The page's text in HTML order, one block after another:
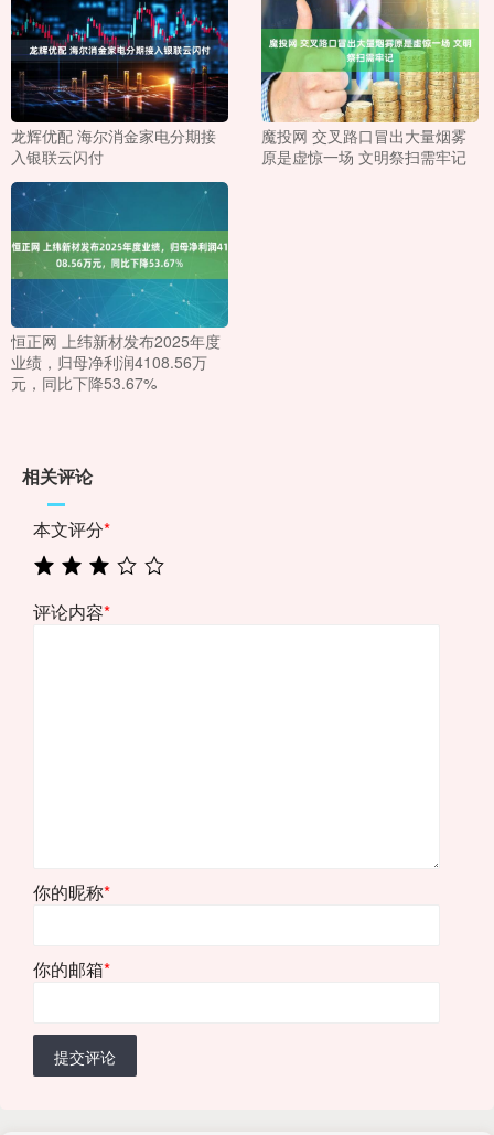
龙辉优配 海尔消金家电分期接
入银联云闪付
魔投网 交叉路口冒出大量烟雾
原是虚惊一场 文明祭扫需牢记
恒正网 上纬新材发布2025年度
业绩，归母净利润4108.56万
元，同比下降53.67%
相关评论
本文评分*
评论内容*
你的昵称*
你的邮箱*
提交评论